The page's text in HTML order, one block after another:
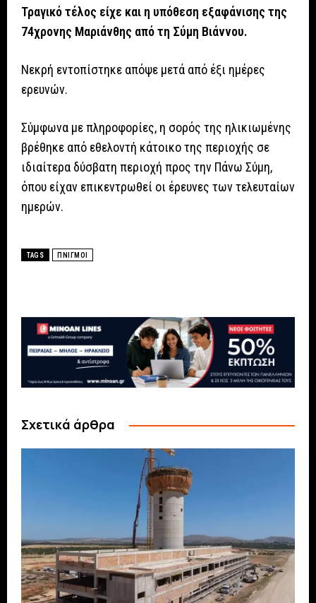
Τραγικό τέλος είχε και η υπόθεση εξαφάνισης της
74χρονης Μαριάνθης από τη Σύμη Βιάννου.
Νεκρή εντοπίστηκε απόψε μετά από έξι ημέρες
ερευνών.
Σύμφωνα με πληροφορίες, η σορός της ηλικιωμένης
βρέθηκε από εθελοντή κάτοικο της περιοχής σε
ιδιαίτερα δύσβατη περιοχή προς την Πάνω Σύμη,
όπου είχαν επικεντρωθεί οι έρευνες των τελευταίων
ημερών.
TAGS ΠΝΙΓΜΟΙ
Σχετικά άρθρα